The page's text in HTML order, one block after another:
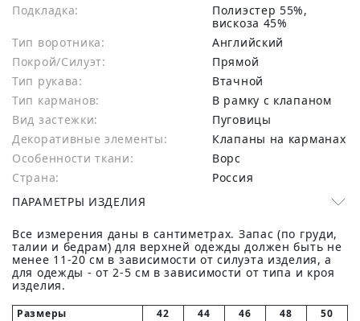
Подкладка:
Полиэстер 55%,
вискоза 45%
Тип воротника:
Английский
Покрой/Силуэт:
Прямой
Тип рукава:
Втачной
Тип карманов:
В рамку с клапаном
Вид застежки:
Пуговицы
Декоративные элементы:
Клапаны на карманах
Особенности ткани:
Ворс
Страна:
Россия
ПАРАМЕТРЫ ИЗДЕЛИЯ
Все измерения даны в сантиметрах. Запас (по груди,
талии и бедрам) для верхней одежды должен быть не
менее 11-20 см в зависимости от силуэта изделия, а
для одежды - от 2-5 см в зависимости от типа и кроя
изделия.
Размеры 42 44 46 48
50